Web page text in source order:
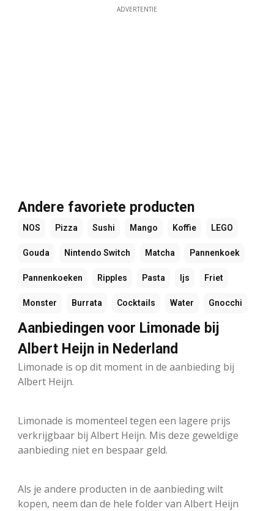
ADVERTENTIE
Andere favoriete producten
NOS Pizza Sushi Mango Koffie LEGO
Gouda Nintendo Switch Matcha Pannenkoek
Pannenkoeken Ripples Pasta Ijs Friet
Monster Burrata Cocktails Water Gnocchi
Aanbiedingen voor Limonade bij
Albert Heijn in Nederland
Limonade is op dit moment in de aanbieding bij
Albert Heijn.
Limonade is momenteel tegen een lagere prijs
verkrijgbaar bij Albert Heijn. Mis deze geweldige
aanbieding niet en bespaar geld.
Als je andere producten in de aanbieding wilt
kopen, neem dan de hele folder van Albert Heijn